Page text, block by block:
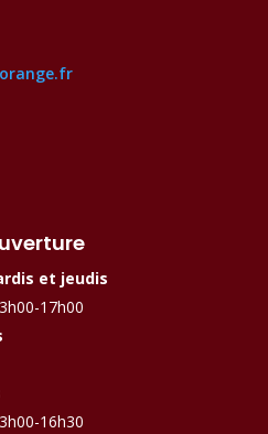
et jeudis
17h00
16h30